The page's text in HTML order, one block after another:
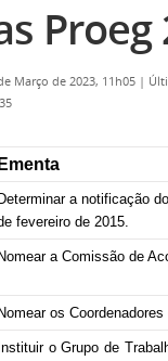
Proeg
Março de 2023, 11h05 |
Ementa
Determinar a notificação
fevereiro de 2015.
Nomear a Comissão de
Nomear os Coordenadores
Instituir o Grupo de